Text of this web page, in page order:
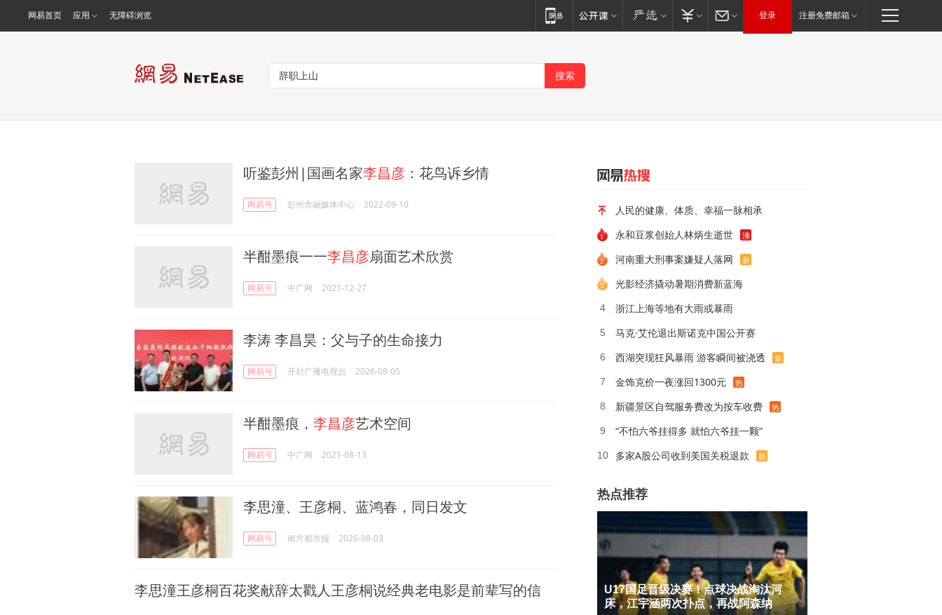
网易首页 应用 无障碍浏览 登录 注册免费邮箱
听鉴彭州|国画名家李昌彦 ：花鸟诉乡情
网易号 彭州市融媒体中心 2022-09-10
半酣墨痕一一李昌彦扇面艺术欣赏
网易号 中广网 2021-12-27
李涛 李昌昊：父与子的生命接力
网易号 开封广播电视台 2026-08-05
半酣墨痕， 李昌彦艺术空间
网易号 中广网 2021-08-13
李思潼、王彦桐、蓝鸿春，同日发文
网易号 南方都市报 2026-08-03
李思潼王彦桐百花奖献辞太戳人王彦桐说经典老电影是前辈写的信
人民的健康、体质、幸福一脉相承
永和豆浆创始人林炳生逝世 沸
河南重大刑事案嫌疑人落网 新
光影经济撬动暑期消费新蓝海
4 浙江上海等地有大雨或暴雨
5 马克·艾伦退出斯诺克中国公开赛
6 西湖突现狂风暴雨 游客瞬间被浇透 新
7 金饰克价一夜涨回1300元 热
8 新疆景区自驾服务费改为按车收费 热
9 “不怕六爷挂得多 就怕六爷挂一颗”
10 多家A股公司收到美国关税退款 新
热点推荐
U17国足晋级决赛！点球决战淘汰河
床，江宇涵两次扑点，再战阿森纳